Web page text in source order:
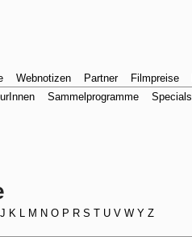
Webnotizen Partner Filmpreise
Sammelprogramme Specials
J K L M N O P R S T U V W Y Z